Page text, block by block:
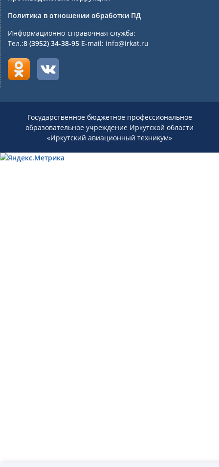
Политика в отношении обработки ПД
Информационно-справочная служба:
Тел.:8 (3952) 34-38-95 E-mail: info@irkat.ru
Государственное бюджетное профессиональное
образовательное учреждение Иркутской области
«Иркутский авиационный техникум»